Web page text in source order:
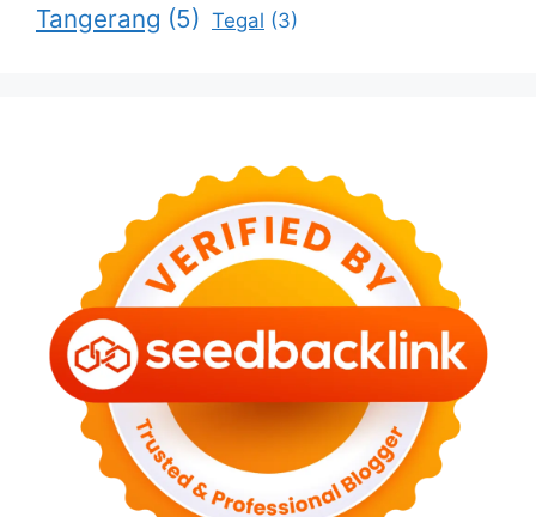
Tangerang (5) Tegal (3)